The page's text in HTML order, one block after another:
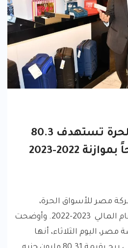
مصر للأسواق الحرة تستهدف 80.3
2022-2023
مصر للأسواق الحرة،
الموازنة التقديرية للعام المالي 2023-2022. وأوضحت
اليوم الثلاثاء، أنها